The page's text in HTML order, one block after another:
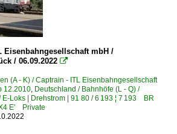
Eisenbahngesellschaft mbH /
/ 06.09.2022 
(A - K) / Captrain - ITL Eisenbahngesellschaft
12.2010, Deutschland / Bahnhöfe (L - Q) /
E-Loks | Drehstrom | 91 80 / 6 193 ¦ 7 193 BR
E' Private